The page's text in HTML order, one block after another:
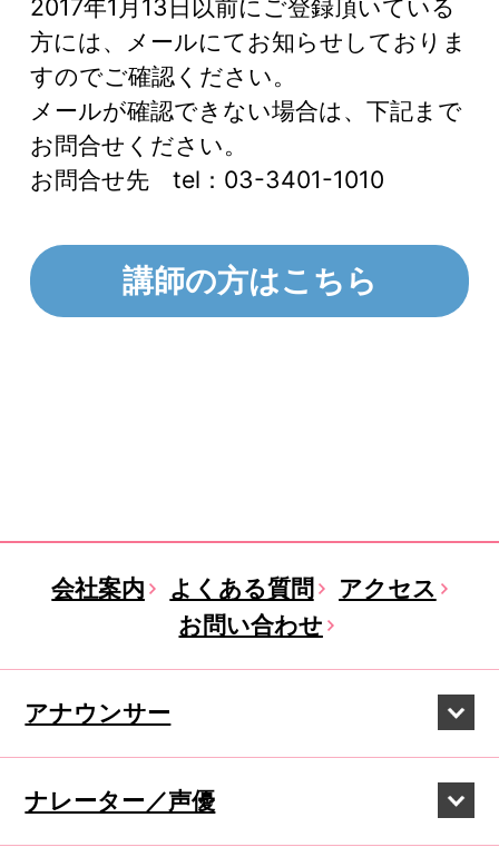
2017年1月13日以前にご登録頂いている
方には、メールにてお知らせしておりま
すのでご確認ください。
メールが確認できない場合は、下記まで
お問合せください。
お問合せ先 tel：03-3401-1010
講師の方はこちら
会社案内 よくある質問
アクセス
お問い合わせ
アナウンサー
ナレーター／声優